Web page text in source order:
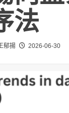
法
郁揚 2026-06-30